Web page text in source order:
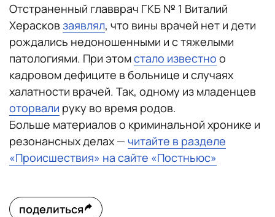
Отстраненный главврач ГКБ № 1 Виталий
Херасков заявлял, что вины врачей нет и дети
рождались недоношенными и с тяжелыми
патологиями. При этомстало известно о
кадровом дефиците в больнице и случаях
халатности врачей. Так, одному из младенцев
оторвали руку во время родов.
Больше материалов о криминальной хронике и
резонансных делах — читайте в разделе
«Происшествия» на сайте «Постньюс»
поделиться